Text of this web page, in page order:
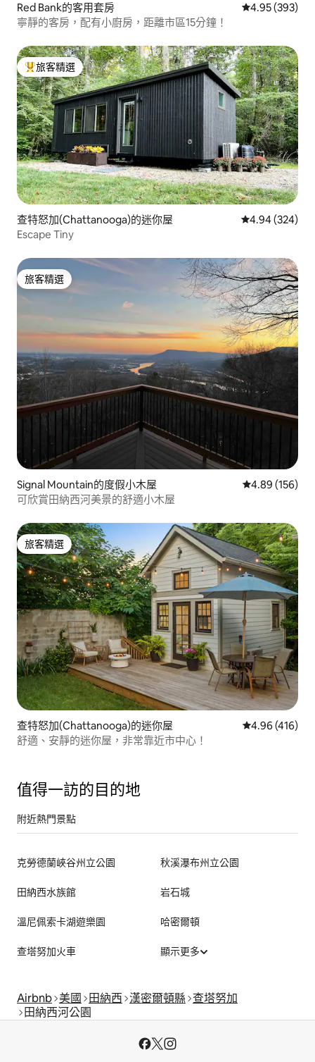
Red Bank的客用套房 從 393 則評價
4.95 (393)
寧靜的客房，配有小廚房，距離市區15分鐘！
旅客精選榜首
旅客精選
查特怒加(Chattanooga)的迷你屋 從 324 則評價
4.94 (324)
Escape Tiny
旅客精選
旅客精選
Signal Mountain的度假小木屋 從 156 則評價
4.89 (156)
可欣賞田納西河美景的舒適小木屋
旅客精選
旅客精選
查特怒加(Chattanooga)的迷你屋 從 416 則評價
4.96 (416)
舒適、安靜的迷你屋，非常靠近市中心！
值得一訪的目的地
附近熱門景點
克勞德蘭峽谷州立公園 秋溪瀑布州立公園
田納西水族館 岩石城
溫尼佩索卡湖遊樂園 哈密爾頓
查塔努加火車 顯示更多
Airbnb 美國 田納西 漢密爾頓縣 查塔努加
田納西河公園